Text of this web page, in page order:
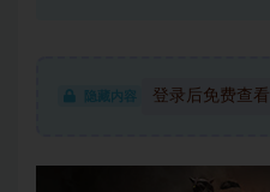
隐藏内容 登录后免费查看